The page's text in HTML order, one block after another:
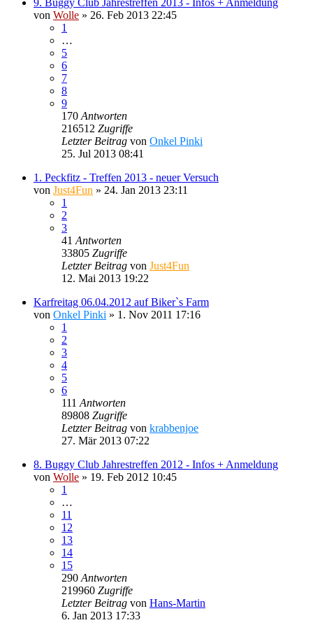
von Wolle » 26. Feb 2013 22:45
1
…
5
6
7
8
9
170 Antworten
216512 Zugriffe
Letzter Beitrag von Onkel Pinki
25. Jul 2013 08:41
1. Peckfitz - Treffen 2013 - neuer Versuch
von Just4Fun » 24. Jan 2013 23:11
1
2
3
41 Antworten
33805 Zugriffe
Letzter Beitrag von Just4Fun
12. Mai 2013 19:22
Karfreitag 06.04.2012 auf Biker`s Farm
von Onkel Pinki » 1. Nov 2011 17:16
1
2
3
4
5
6
111 Antworten
89808 Zugriffe
Letzter Beitrag von krabbenjoe
27. Mär 2013 07:22
8. Buggy Club Jahrestreffen 2012 - Infos + Anmeldung
von Wolle » 19. Feb 2012 10:45
1
…
11
12
13
14
15
290 Antworten
219960 Zugriffe
Letzter Beitrag von Hans-Martin
6. Jan 2013 17:33